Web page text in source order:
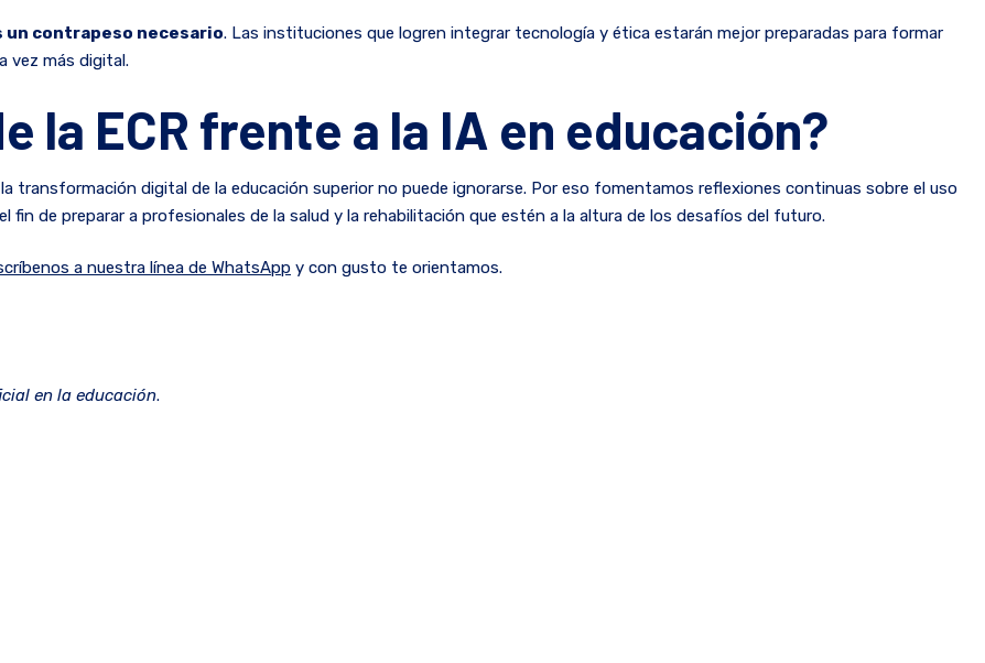
un contrapeso necesario. Las instituciones que logren integrar tecnología y ética estarán mejor preparadas para formar
vez más digital.
la ECR frente a la IA en educación?
transformación digital de la educación superior no puede ignorarse. Por eso fomentamos reflexiones continuas sobre el uso
de preparar a profesionales de la salud y la rehabilitación que estén a la altura de los desafíos del futuro.
a nuestra línea de WhatsApp y con gusto te orientamos.
en la educación.